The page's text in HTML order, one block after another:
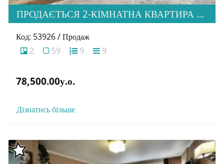
ПРОДАЄТЬСЯ 2-КІМНАТНА КВАРТИРА В М. УЖГОРОД, ВУЛ. ТЛЕХАСА 19, ЖК “WEST TOWERS”
Код: 53926 / Продаж
2
59 9 9
78,500.00у.о.
Дізнатись більше